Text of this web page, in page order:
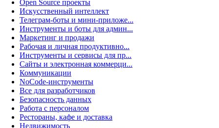
Open Source проекты
Искусственный интеллект
Телеграм-боты и мини-приложе...
Инструменты и боты для админ...
Маркетинг и продажи
Рабочая и личная продуктивно...
Инструменты и сервисы для пр...
Сайты и электронная коммерци...
Коммуникации
NoCode-инструменты
Все для разработчиков
Безопасность данных
Работа с персоналом
Рестораны, кафе и доставка
Недвижимость